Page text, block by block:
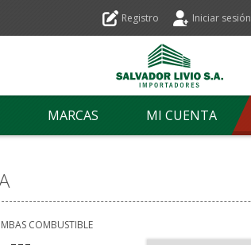
Registro Iniciar sesión
MARCAS MI CUENTA
COMBUSTIBLE